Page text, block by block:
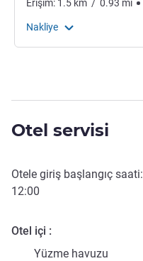
Erişim: 1.5 km / 0.93 mi
Nakliye
Otel servisi
Otele giriş başlangıç saati:
12:00
Otel içi
Yüzme havuzu